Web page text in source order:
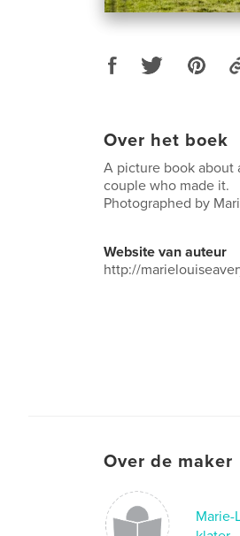
Over het boek
A picture book about
couple who made it.
Photographed by
Website van auteur
http://
Over de maker
Marie-